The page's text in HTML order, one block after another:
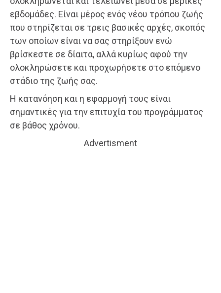
εβδομάδες. Είναι μέρος ενός νέου τρόπου ζωής
που στηρίζεται σε τρεις βασικές αρχές, σκοπός
των οποίων είναι να σας στηρίξουν ενώ
βρίσκεστε σε δίαιτα, αλλά κυρίως αφού την
ολοκληρώσετε και προχωρήσετε στο επόμενο
στάδιο της ζωής σας.
Η κατανόηση και η εφαρμογή τους είναι
σημαντικές για την επιτυχία του προγράμματος
σε βάθος χρόνου.
Advertisment